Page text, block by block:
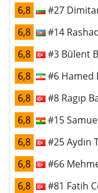
6,8
#27
6,8
#14
6,8
#3 Bülent
6,8
#6 Hamed
6,8
#8 Ragıp
6,8
#15
6,8
#25 Aydın
6,8
#66
6,8
#81 Fatih